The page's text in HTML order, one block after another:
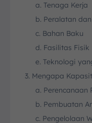
a. Tenaga Kerja
b. Peralatan
c. Bahan Baku
d. Fasilitas Fisik
e. Teknologi
3. Mengapa
a. Perencanaan
b. Pembuatan
c. Pengelolaan